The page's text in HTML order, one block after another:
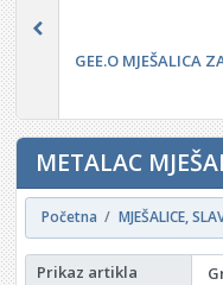
GEE.O MJEŠALICA
METALAC
Početna MJEŠALICE,
Prikaz artikla